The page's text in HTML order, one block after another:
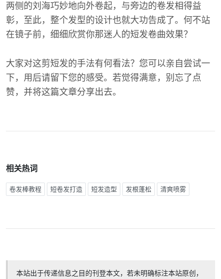
两侧的刘海巧妙地向外卷起，与旁边的卷发相得益
彰，至此，整个发型的设计也就大功告成了。何不站
在镜子前，细细欣赏你那迷人的短发卷曲效果？
大家对这剪短发的手法有何看法？您可以亲自尝试一
下，用后请留下您的感受。若觉得满意，别忘了点
赞，并将这篇文章分享出去。
相关热词
卷发棒教程 短卷发打造 短发造型 发根蓬松 清爽喷雾
本站出于传递信息之目的刊登本文，若未明确标注本站原创，